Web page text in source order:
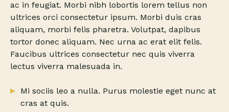
ac in feugiat. Morbi nibh lobortis lorem tellus non
ultrices orci consectetur ipsum. Morbi duis cras
aliquam, morbi felis pharetra. Volutpat, dapibus
tortor donec aliquam. Nec urna ac erat elit felis.
Faucibus ultrices consectetur nec quis viverra
lectus viverra malesuada in.
Mi sociis leo a nulla. Purus molestie eget nunc at
cras at quis.